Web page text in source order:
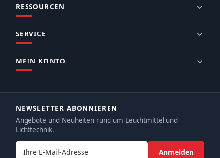
RESSOURCEN
SERVICE
MEIN KONTO
NEWSLETTER ABONNIEREN
Angebote und Neuheiten rund um Leuchtmittel und
Lichttechnik.
E-Mail-Adresse
Anmelden